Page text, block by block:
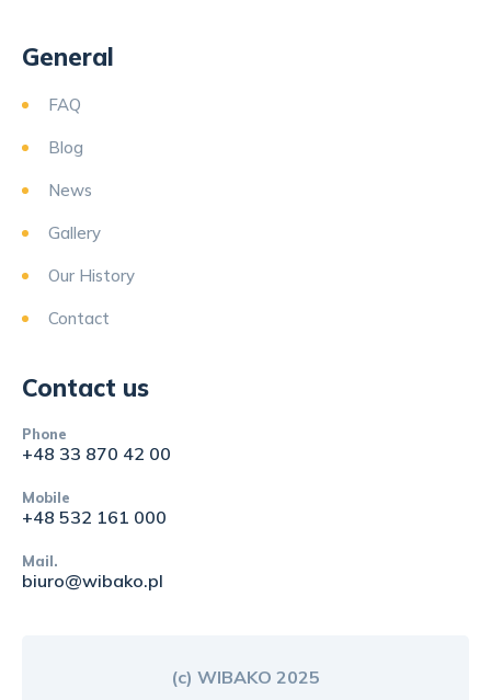
General
FAQ
Blog
News
Gallery
Our History
Contact
Contact us
Phone
+48 33 870 42 00
Mobile
+48 532 161 000
Mail.
biuro@wibako.pl
(c) WIBAKO 2025